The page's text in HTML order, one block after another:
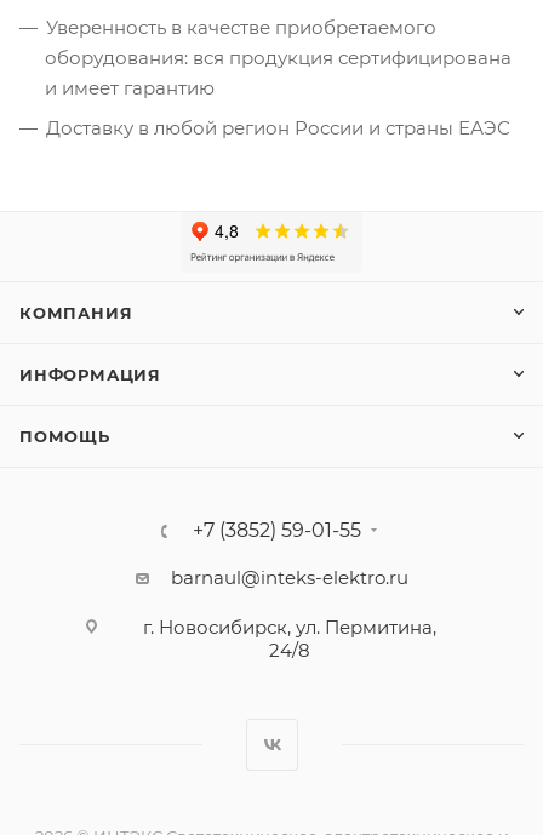
Уверенность в качестве приобретаемого
оборудования: вся продукция сертифицирована
и имеет гарантию
Доставку в любой регион России и страны ЕАЭС
КОМПАНИЯ
ИНФОРМАЦИЯ
ПОМОЩЬ
+7 (3852) 59-01-55
barnaul@inteks-elektro.ru
г. Новосибирск, ул. Пермитина,
24/8